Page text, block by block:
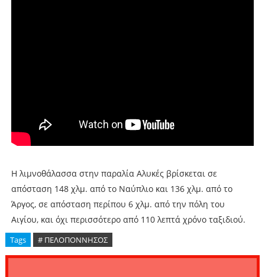
Η λιμνοθάλασσα στην παραλία Αλυκές βρίσκεται σε
απόσταση 148 χλμ. από το Ναύπλιο και 136 χλμ. από το
Άργος, σε απόσταση περίπου 6 χλμ. από την πόλη του
Αιγίου, και όχι περισσότερο από 110 λεπτά χρόνο ταξιδιού.
Tags # ΠΕΛΟΠΟΝΝΗΣΟΣ